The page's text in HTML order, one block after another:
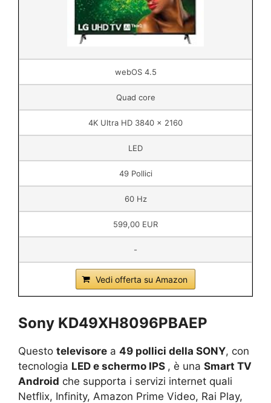
webOS 4.5
Quad core
4K Ultra HD 3840 x 2160
LED
49 Pollici
60 Hz
599,00 EUR
-
Vedi offerta su Amazon
Sony KD49XH8096PBAEP
Questo televisore a 49 pollici della SONY, con
tecnologia LED e schermo IPS , è una Smart TV
Android che supporta i servizi internet quali
Netflix, Infinity, Amazon Prime Video, Rai Play,